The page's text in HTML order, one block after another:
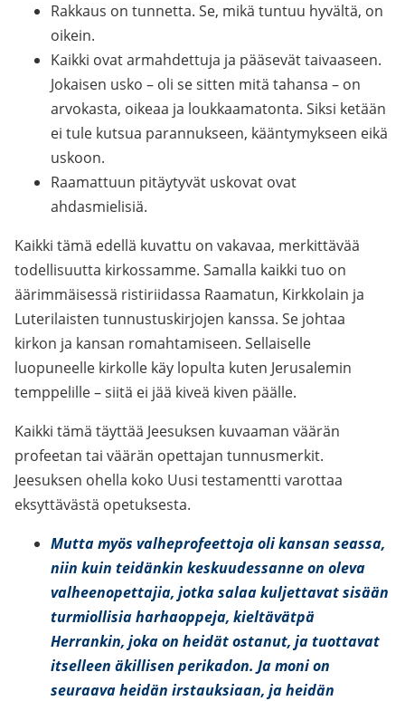
Rakkaus on tunnetta. Se, mikä tuntuu hyvältä, on
oikein.
Kaikki ovat armahdettuja ja pääsevät taivaaseen.
Jokaisen usko – oli se sitten mitä tahansa – on
arvokasta, oikeaa ja loukkaamatonta. Siksi ketään
ei tule kutsua parannukseen, kääntymykseen eikä
uskoon.
Raamattuun pitäytyvät uskovat ovat
ahdasmielisiä.
Kaikki tämä edellä kuvattu on vakavaa, merkittävää
todellisuutta kirkossamme. Samalla kaikki tuo on
äärimmäisessä ristiriidassa Raamatun, Kirkkolain ja
Luterilaisten tunnustuskirjojen kanssa. Se johtaa
kirkon ja kansan romahtamiseen. Sellaiselle
luopuneelle kirkolle käy lopulta kuten Jerusalemin
temppelille – siitä ei jää kiveä kiven päälle.
Kaikki tämä täyttää Jeesuksen kuvaaman väärän
profeetan tai väärän opettajan tunnusmerkit.
Jeesuksen ohella koko Uusi testamentti varottaa
eksyttävästä opetuksesta.
Mutta myös valheprofeettoja oli kansan seassa,
niin kuin teidänkin keskuudessanne on oleva
valheenopettajia, jotka salaa kuljettavat sisään
turmiollisia harhaoppeja, kieltävätpä
Herrankin, joka on heidät ostanut, ja tuottavat
itselleen äkillisen perikadon. Ja moni on
seuraava heidän irstauksiaan, ja heidän